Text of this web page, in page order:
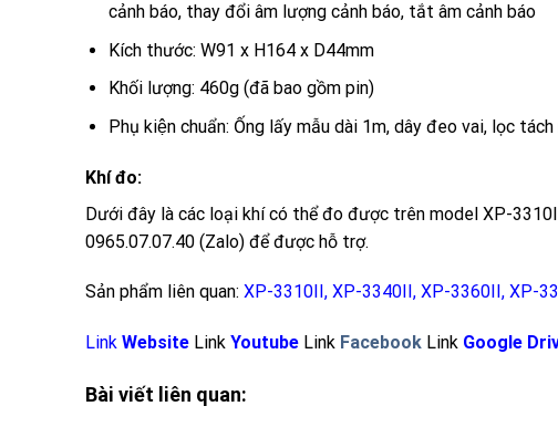
cảnh báo, thay đổi âm lượng cảnh báo, tắt âm cảnh báo
Kích thước: W91 x H164 x D44mm
Khối lượng: 460g (đã bao gồm pin)
Phụ kiện chuẩn: Ống lấy mẫu dài 1m, dây đeo vai, lọc
Khí đo:
Dưới đây là các loại khí có thể đo được trên model XP-
0965.07.07.40 (Zalo) để được hỗ trợ.
Sản phẩm liên quan: XP-3310II , XP-3340II , XP-3360II , XP-
Link Website Link Youtube Link Facebook Link Google
Bài viết liên quan: